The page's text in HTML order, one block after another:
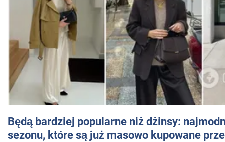
Będą bardziej popularne niż dżinsy:
sezonu, które są już masowo kupowane